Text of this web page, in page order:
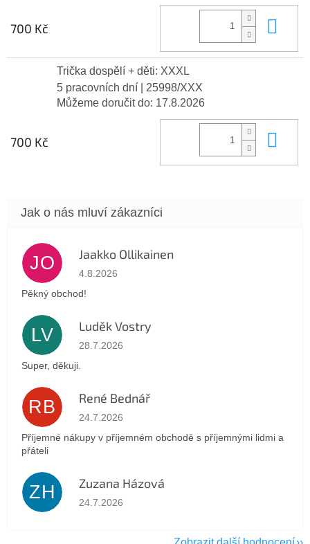
700 Kč
Trička dospělí + děti: XXXL
5 pracovních dní
| 25998/XXX
Můžeme doručit do: 17.8.2026
700 Kč
JO Jaakko Ollikainen
Hodnocení obchodu je 5 z 5 hvězdiček.
4.8.2026
Pěkný obchod!
LV Luděk Vostry
Hodnocení obchodu je 5 z 5 hvězdiček.
28.7.2026
Super, děkuji.
RB René Bednář
Hodnocení obchodu je 5 z 5 hvězdiček.
24.7.2026
Příjemné nákupy v příjemném obchodě s příjemnými lidmi a
přáteli
ZH Zuzana Házová
Hodnocení obchodu je 5 z 5 hvězdiček.
24.7.2026